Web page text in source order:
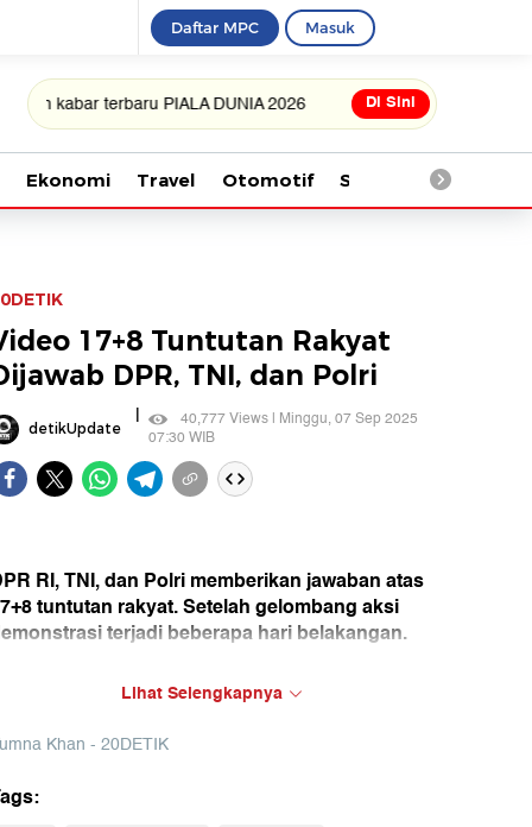
Daftar MPC Masuk
terbaru PIALA DUNIA 2026 Di Sini
Ekonomi Travel Otomotif Saintek
17+8 Tuntutan Rakyat
DPR, TNI, dan Polri
detikUpdate |
40,777 Views | Minggu, 07 Sep 2025
07:30 WIB
RI, TNI, dan Polri memberikan jawaban atas
tuntutan rakyat. Setelah gelombang aksi
terjadi beberapa hari belakangan.
tunjangan perumahan anggota Dewan hingga
tunjangan lainnya. Simak juga
TNI dan Polri di sini.
Lihat Selengkapnya
Khan - 20DETIK